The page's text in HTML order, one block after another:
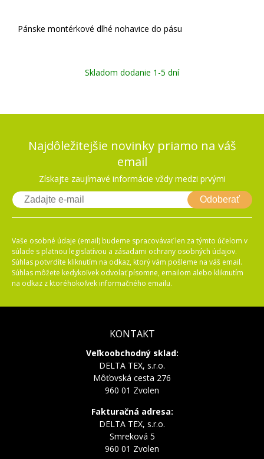
Pánske montérkové dlhé nohavice do pásu
Skladom dodanie 1-5 dní
Najdôležitejšie novinky priamo na váš
email
Získajte zaujímavé informácie vždy medzi prvými
Odoberať
Vaše osobné údaje (email) budeme spracovávať len za týmto účelom v
súlade s platnou legislatívou a zásadami ochrany osobných údajov.
Súhlas potvrdíte kliknutím na odkaz, ktorý vám pošleme na váš email.
Súhlas môžete kedykoľvek odvolať písomne, emailom alebo kliknutím
na odkaz z ktoréhokoľvek informačného emailu.
KONTAKT
Veľkoobchodný sklad:
DELTA TEX, s.r.o.
Môťovská cesta 276
960 01 Zvolen
Fakturačná adresa:
DELTA TEX, s.r.o.
Smreková 5
960 01 Zvolen